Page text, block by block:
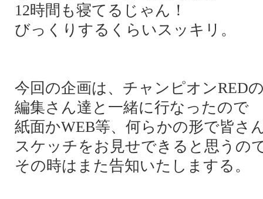
12時間も寝てるじゃん！
びっくりするくらいスッキリ。
今回の企画は、チャンピオンRED
編集さん達と一緒に行なったので
紙面かWEB等、何らかの形で皆さ
スケッチをお見せできると思うの
その時はまた告知いたしまする。